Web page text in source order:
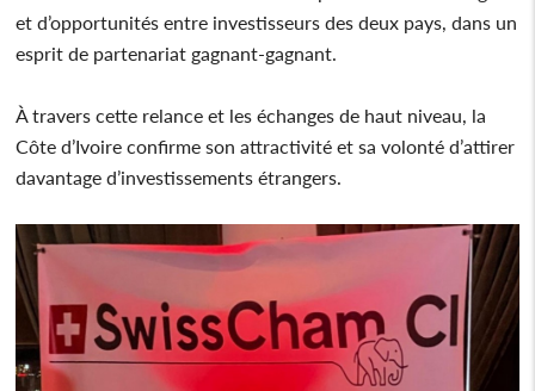
et d’opportunités entre investisseurs des deux pays, dans un
esprit de partenariat gagnant-gagnant.
À travers cette relance et les échanges de haut niveau, la
Côte d’Ivoire confirme son attractivité et sa volonté d’attirer
davantage d’investissements étrangers.